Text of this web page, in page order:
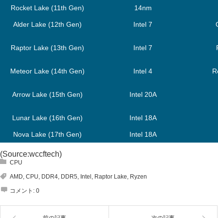
Rocket Lake (11th Gen) 14nm
Alder Lake (12th Gen) Intel 7
Raptor Lake (13th Gen) Intel 7
Meteor Lake (14th Gen) Intel 4
Arrow Lake (15th Gen) Intel 20A
Lunar Lake (16th Gen) Intel 18A
Nova Lake (17th Gen) Intel 18A
(Source:wccftech)
CPU
AMD, CPU, DDR4, DDR5, Intel , Raptor Lake, Ryzen
コメント: 0